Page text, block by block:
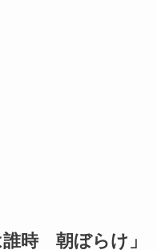
時 朝ぼらけ」